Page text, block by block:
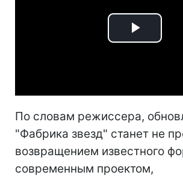
Play
По словам режиссера,
"Фабрика звезд" станет не
возвращением известного
современным проектом,